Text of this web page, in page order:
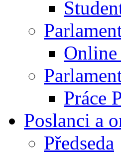
Práce
Poslanci a
Předseda